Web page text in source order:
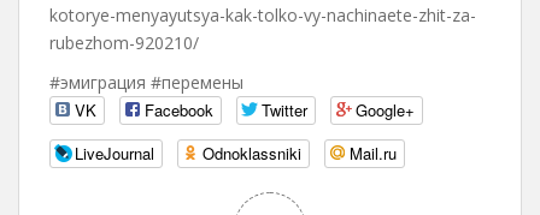
kotorye-menyayutsya-kak-tolko-vy-nachinaete-zhit-za-
rubezhom-920210/
#эмиграция #перемены
VK
Facebook Twitter
Google+
LiveJournal
Odnoklassniki Mail.ru